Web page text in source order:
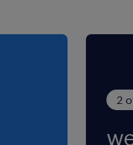
ます。
2